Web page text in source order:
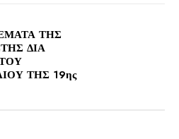
ΤΗΣ
ΔΙΑ
ΤΗΣ 19ης